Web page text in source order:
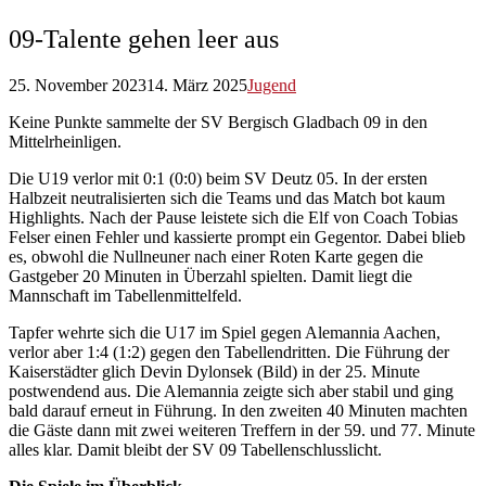
09-Talente gehen leer aus
25. November 202314. März 2025Jugend
Keine Punkte sammelte der SV Bergisch Gladbach 09 in den
Mittelrheinligen.
Die U19 verlor mit 0:1 (0:0) beim SV Deutz 05. In der ersten
Halbzeit neutralisierten sich die Teams und das Match bot kaum
Highlights. Nach der Pause leistete sich die Elf von Coach Tobias
Felser einen Fehler und kassierte prompt ein Gegentor. Dabei blieb
es, obwohl die Nullneuner nach einer Roten Karte gegen die
Gastgeber 20 Minuten in Überzahl spielten. Damit liegt die
Mannschaft im Tabellenmittelfeld.
Tapfer wehrte sich die U17 im Spiel gegen Alemannia Aachen,
verlor aber 1:4 (1:2) gegen den Tabellendritten. Die Führung der
Kaiserstädter glich Devin Dylonsek (Bild) in der 25. Minute
postwendend aus. Die Alemannia zeigte sich aber stabil und ging
bald darauf erneut in Führung. In den zweiten 40 Minuten machten
die Gäste dann mit zwei weiteren Treffern in der 59. und 77. Minute
alles klar. Damit bleibt der SV 09 Tabellenschlusslicht.